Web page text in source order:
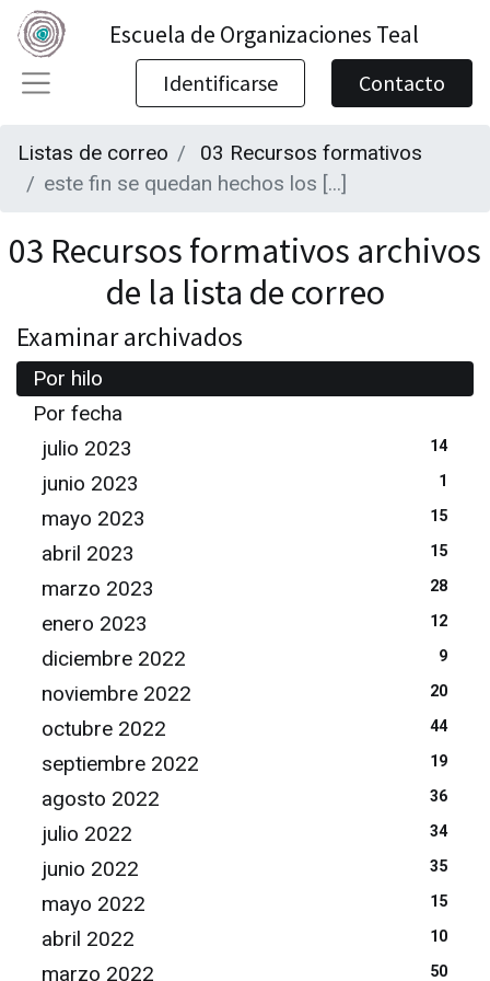
Escuela de Organizaciones Teal
Identificarse Contacto
Listas de correo
03 Recursos formativos
este fin se quedan hechos los [...]
03 Recursos formativos archivos
de la lista de correo
Examinar archivados
Por hilo
Por fecha
julio 2023
14
junio 2023 1
mayo 2023 15
abril 2023 15
marzo 2023 28
enero 2023 12
diciembre 2022 9
noviembre 2022 20
octubre 2022 44
septiembre 2022 19
agosto 2022 36
julio 2022 34
junio 2022 35
mayo 2022 15
abril 2022 10
marzo 2022 50